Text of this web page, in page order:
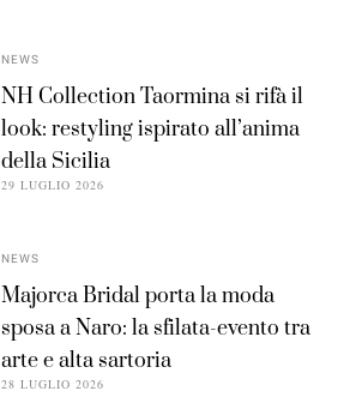
NEWS
NH Collection Taormina si rifà il
look: restyling ispirato all’anima
della Sicilia
29 LUGLIO 2026
NEWS
Majorca Bridal porta la moda
sposa a Naro: la sfilata-evento tra
arte e alta sartoria
28 LUGLIO 2026